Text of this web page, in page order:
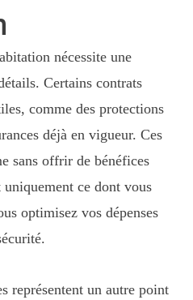
nécessite une
Certains contrats
comme des protections
déjà en vigueur. Ces
sans offrir de bénéfices
ce dont vous
optimisez vos dépenses
représentent un autre point